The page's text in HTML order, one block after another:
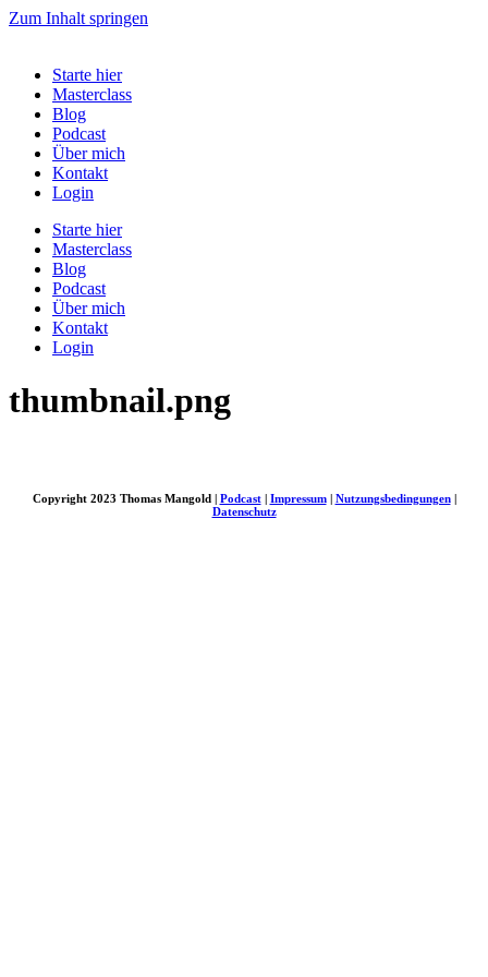
Zum Inhalt springen
Starte hier
Masterclass
Blog
Podcast
Über mich
Kontakt
Login
Starte hier
Masterclass
Blog
Podcast
Über mich
Kontakt
Login
thumbnail.png
Copyright 2023 Thomas Mangold | Podcast| Impressum| Nutzungsbedingungen|
Datenschutz